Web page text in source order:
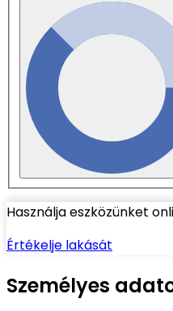
Használja eszközünket
Értékelje lakását
Személyes